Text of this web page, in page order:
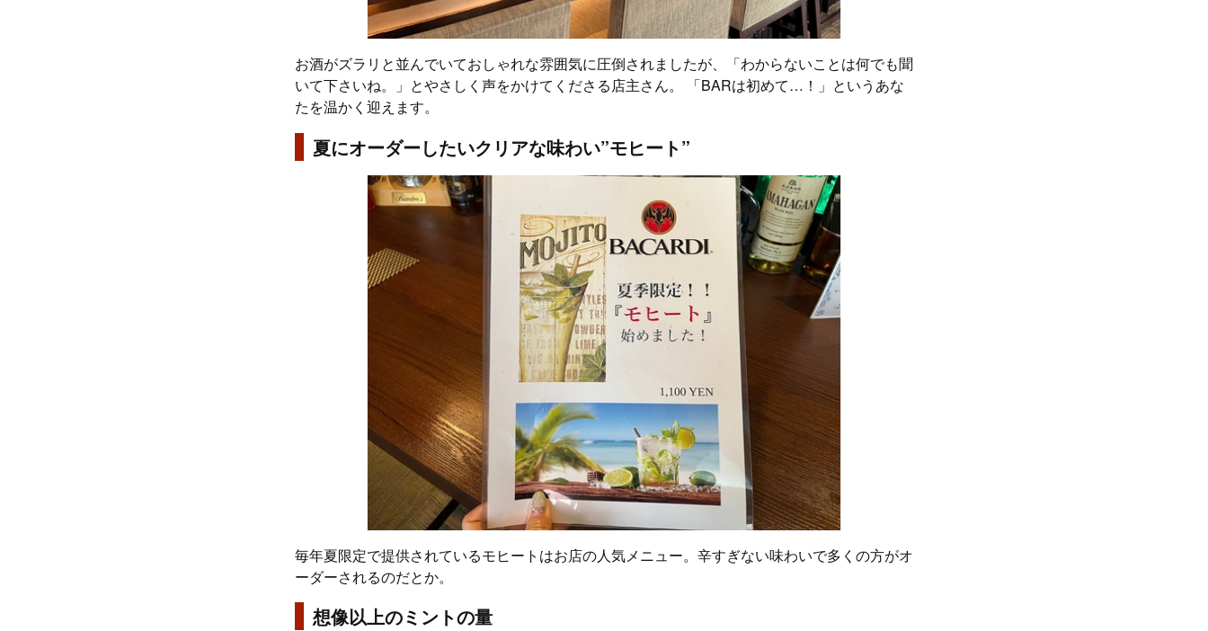
お酒がズラリと並んでいておしゃれな雰囲気に圧倒されましたが、「わからないことは何でも聞
いて下さいね。」とやさしく声をかけてくださる店主さん。 「BARは初めて…！」というあな
たを温かく迎えます。
夏にオーダーしたいクリアな味わい”モヒート”
毎年夏限定で提供されているモヒートはお店の人気メニュー。辛すぎない味わいで多くの方がオ
ーダーされるのだとか。
想像以上のミントの量